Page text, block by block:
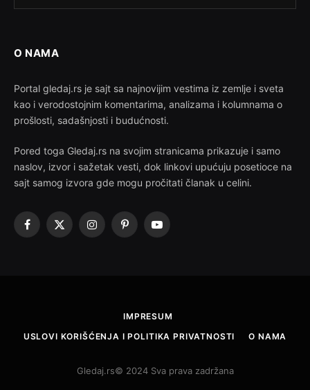
O NAMA
Portal gledaj.rs je sajt sa najnovijim vestima iz zemlje i sveta
kao i verodostojnim komentarima, analizama i kolumnama o
prošlosti, sadašnjosti i budućnosti.
Pored toga Gledaj.rs na svojim stranicama prikazuje i samo
naslov, izvor i sažetak vesti, dok linkovi upućuju posetioce na
sajt samog izvora gde mogu pročitati članak u celini.
Facebook
X
InstagramPinterestYouTube
IMPRESUM
USLOVI KORIŠĆENJA I POLITIKA PRIVATNOSTI
O NAMA
Gledaj.rs© 2024 Sva prava zadržana